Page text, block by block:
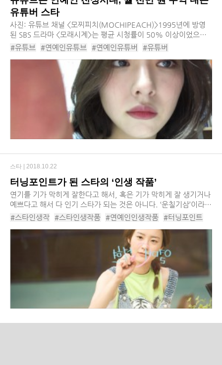
유튜버 스타
사진: 유튜브 채널 <모찌피치(MOCHIPEACH)>​1995년에 방영
된 SBS 드라마 <모래시계>는 평균 시청률이 50% 이상이었으며,
최고 시청률은 64.5%를 기록했다. 이른바 ‘귀가 시계’라고 불릴
#유튜브 #연예인유튜브 #연예인유튜버
#유튜버
#연예인유튜브채널 #유튜버스타 #유튜버스타수익
#유튜버스타월수익
터닝포인트가 된 스타의 ‘인생 작품’
연기를 기가 막히게 잘한다고 해서, 혹은 기가 막히게 잘 생기거나
예쁘다고 해서 다 인기 스타가 되는 것은 아니다. ‘운칠기삼’이라
고, 저마다의 운과 때도 만만치 않게 큰 역할을 하는 법이다. 그래
#스타인생작 #스타인생작품 #연예인인생작품 #터닝포인트
#무명생활청산
스타 | 2018.10.22